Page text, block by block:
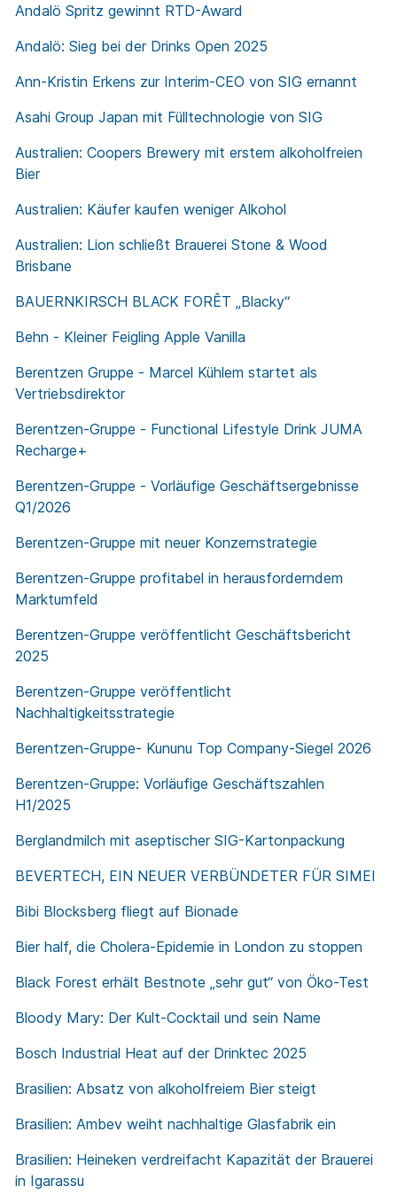
Andalö Spritz gewinnt RTD-Award
Andalö: Sieg bei der Drinks Open 2025
Ann-Kristin Erkens zur Interim-CEO von SIG ernannt
Asahi Group Japan mit Fülltechnologie von SIG
Australien: Coopers Brewery mit erstem alkoholfreien
Bier
Australien: Käufer kaufen weniger Alkohol
Australien: Lion schließt Brauerei Stone & Wood
Brisbane
BAUERNKIRSCH BLACK FORÊT „Blacky“
Behn - Kleiner Feigling Apple Vanilla
Berentzen Gruppe - Marcel Kühlem startet als
Vertriebsdirektor
Berentzen-Gruppe - Functional Lifestyle Drink JUMA
Recharge+
Berentzen-Gruppe - Vorläufige Geschäftsergebnisse
Q1/2026
Berentzen-Gruppe mit neuer Konzernstrategie
Berentzen-Gruppe profitabel in herausforderndem
Marktumfeld
Berentzen-Gruppe veröffentlicht Geschäftsbericht
2025
Berentzen-Gruppe veröffentlicht
Nachhaltigkeitsstrategie
Berentzen-Gruppe- Kununu Top Company-Siegel 2026
Berentzen-Gruppe: Vorläufige Geschäftszahlen
H1/2025
Berglandmilch mit aseptischer SIG-Kartonpackung
BEVERTECH, EIN NEUER VERBÜNDETER FÜR SIMEI
Bibi Blocksberg fliegt auf Bionade
Bier half, die Cholera-Epidemie in London zu stoppen
Black Forest erhält Bestnote „sehr gut“ von Öko-Test
Bloody Mary: Der Kult-Cocktail und sein Name
Bosch Industrial Heat auf der Drinktec 2025
Brasilien: Absatz von alkoholfreiem Bier steigt
Brasilien: Ambev weiht nachhaltige Glasfabrik ein
Brasilien: Heineken verdreifacht Kapazität der Brauerei
in Igarassu